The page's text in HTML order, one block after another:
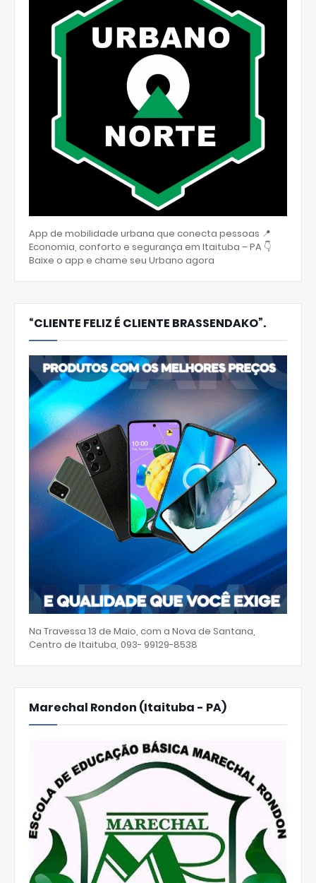
App de mobilidade urbana que conecta pessoas 📍
Economia, conforto e segurança em Itaituba – PA 👇
Baixe o app e chame seu Urbano agora
“CLIENTE FELIZ É CLIENTE BRASSENDAKO”.
Na Travessa 13 de Maio, com a Nova de Santana,
Centro de Itaituba, 093- 99129-8538
Marechal Rondon (Itaituba - PA)